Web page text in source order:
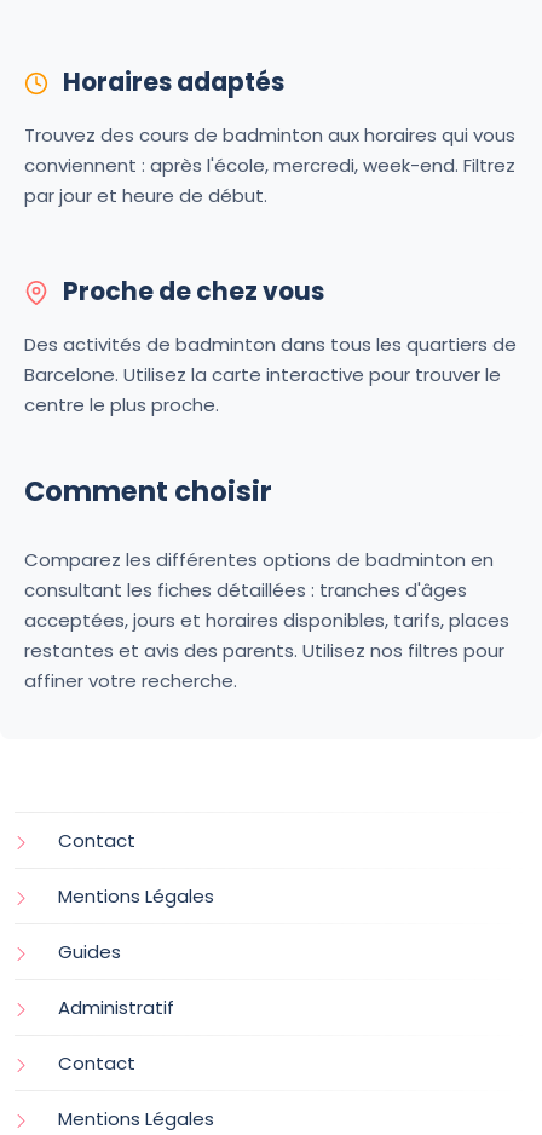
Horaires adaptés
Trouvez des cours de badminton aux horaires qui vous
conviennent : après l'école, mercredi, week-end. Filtrez
par jour et heure de début.
Proche de chez vous
Des activités de badminton dans tous les quartiers de
Barcelone. Utilisez la carte interactive pour trouver le
centre le plus proche.
Comment choisir
Comparez les différentes options de badminton en
consultant les fiches détaillées : tranches d'âges
acceptées, jours et horaires disponibles, tarifs, places
restantes et avis des parents. Utilisez nos filtres pour
affiner votre recherche.
Contact
Mentions Légales
Guides
Administratif
Contact
Mentions Légales